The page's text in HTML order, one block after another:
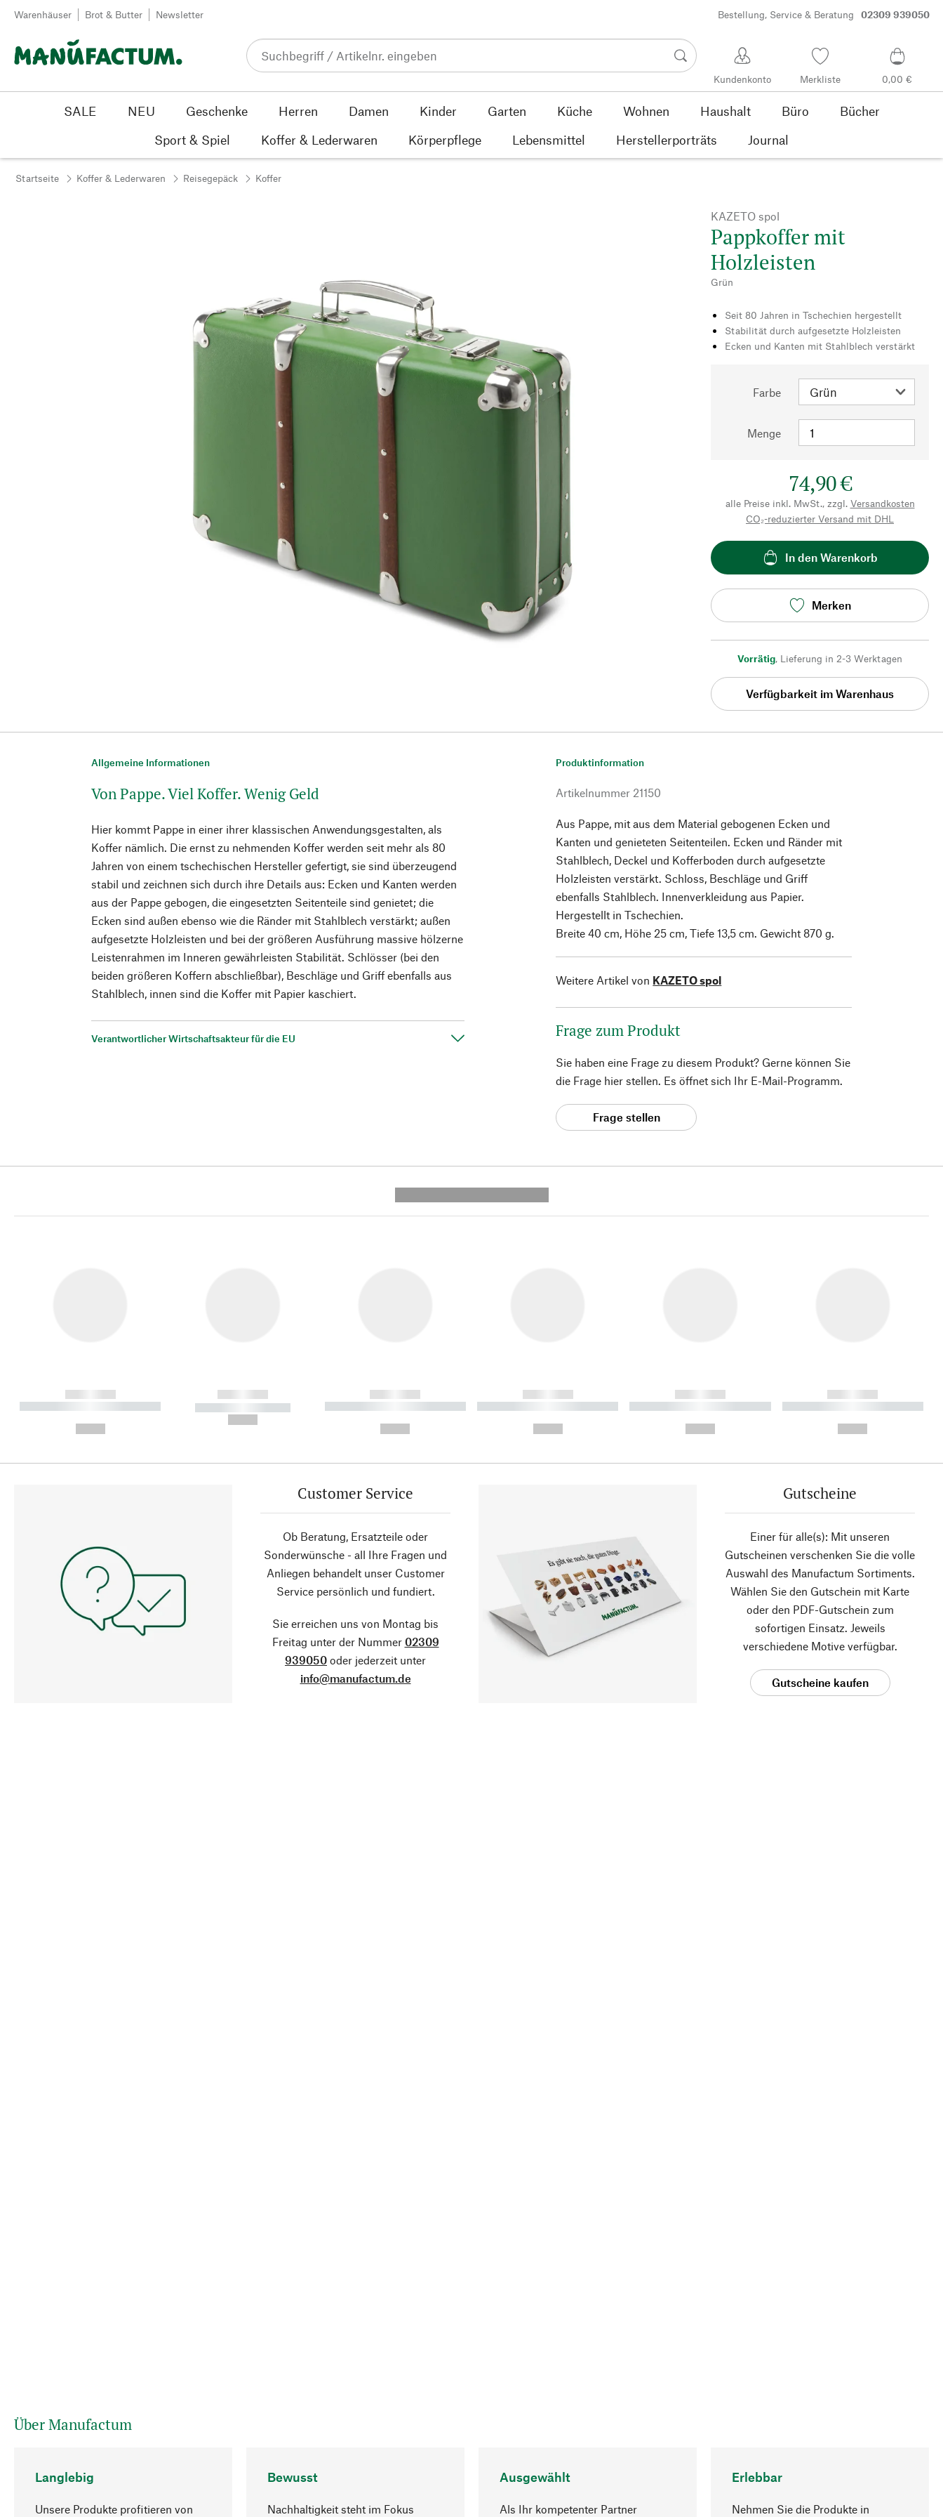
Zum Inhalt springen
Warenhäuser Brot & Butter Newsletter Bestellung, Service & Beratung 02309 939050
Kundenkonto Merkliste 0,00 €
SALE NEU Geschenke Herren Damen Kinder Garten Küche Wohnen Haushalt Büro
Bücher
Sport & Spiel
Koffer & Lederwaren Körperpflege Lebensmittel Herstellerporträts Journal
Startseite Koffer & Lederwaren Reisegepäck Koffer
KAZETO spol
Pappkoffer mit
Holzleisten
Grün
Seit 80 Jahren in Tschechien hergestellt
Stabilität durch aufgesetzte Holzleisten
Ecken und Kanten mit Stahlblech verstärkt
Farbe
Menge
74,90 €
alle Preise inkl. MwSt., zzgl. Versandkosten
CO₂-reduzierter Versand mit DHL
In den Warenkorb
Merken
Vorrätig, Lieferung in 2-3 Werktagen
Verfügbarkeit im Warenhaus
Allgemeine Informationen
Von Pappe. Viel Koffer. Wenig Geld
Hier kommt Pappe in einer ihrer klassischen Anwendungsgestalten, als
Koffer nämlich. Die ernst zu nehmenden Koffer werden seit mehr als 80
Jahren von einem tschechischen Hersteller gefertigt, sie sind überzeugend
stabil und zeichnen sich durch ihre Details aus: Ecken und Kanten werden
aus der Pappe gebogen, die eingesetzten Seitenteile sind genietet; die
Ecken sind außen ebenso wie die Ränder mit Stahlblech verstärkt; außen
aufgesetzte Holzleisten und bei der größeren Ausführung massive hölzerne
Leistenrahmen im Inneren gewährleisten Stabilität. Schlösser (bei den
beiden größeren Koffern abschließbar), Beschläge und Griff ebenfalls aus
Stahlblech, innen sind die Koffer mit Papier kaschiert.
Verantwortlicher Wirtschaftsakteur für die EU
Produktinformation
Artikelnummer 21150
Aus Pappe, mit aus dem Material gebogenen Ecken und
Kanten und genieteten Seitenteilen. Ecken und Ränder mit
Stahlblech, Deckel und Kofferboden durch aufgesetzte
Holzleisten verstärkt. Schloss, Beschläge und Griff
ebenfalls Stahlblech. Innenverkleidung aus Papier.
Hergestellt in Tschechien.
Breite 40 cm, Höhe 25 cm, Tiefe 13,5 cm. Gewicht 870 g.
Weitere Artikel von KAZETO spol
Frage zum Produkt
Sie haben eine Frage zu diesem Produkt? Gerne können Sie
die Frage hier stellen. Es öffnet sich Ihr E-Mail-Programm.
Frage stellen
------------
----------- ----------- ----------
------------
----------- -----------
------------
----------- ----------- ----------
------------
----------- ----------- ----------
------------
----------- ----------- ----------
------------
----------- ----------- ----------
Customer Service
Ob Beratung, Ersatzteile oder
Sonderwünsche - all Ihre Fragen und
Anliegen behandelt unser Customer
Service persönlich und fundiert.
Sie erreichen uns von Montag bis
Freitag unter der Nummer 02309
939050 oder jederzeit unter
info@manufactum.de
Gutscheine
Einer für alle(s): Mit unseren
Gutscheinen verschenken Sie die volle
Auswahl des Manufactum Sortiments.
Wählen Sie den Gutschein mit Karte
oder den PDF-Gutschein zum
sofortigen Einsatz. Jeweils
verschiedene Motive verfügbar.
Gutscheine kaufen
Über Manufactum
Langlebig
Unsere Produkte profitieren von
Bewusst
Nachhaltigkeit steht im Fokus
Ausgewählt
Als Ihr kompetenter Partner
Erlebbar
Nehmen Sie die Produkte in